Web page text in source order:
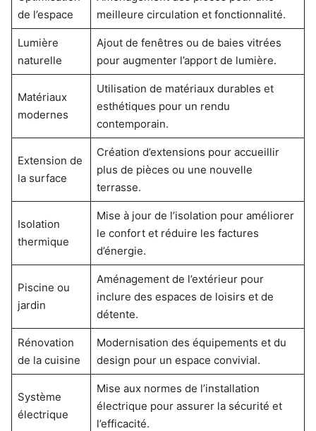
de l’espace
meilleure circulation et fonctionnalité.
Lumière
naturelle
Ajout de fenêtres ou de baies vitrées
pour augmenter l’apport de lumière.
Matériaux
modernes
Utilisation de matériaux durables et
esthétiques pour un rendu
contemporain.
Extension de
la surface
Création d’extensions pour accueillir
plus de pièces ou une nouvelle
terrasse.
Isolation
thermique
Mise à jour de l’isolation pour améliorer
le confort et réduire les factures
d’énergie.
Piscine ou
jardin
Aménagement de l’extérieur pour
inclure des espaces de loisirs et de
détente.
Rénovation
de la cuisine
Modernisation des équipements et du
design pour un espace convivial.
Système
électrique
Mise aux normes de l’installation
électrique pour assurer la sécurité et
l’efficacité.